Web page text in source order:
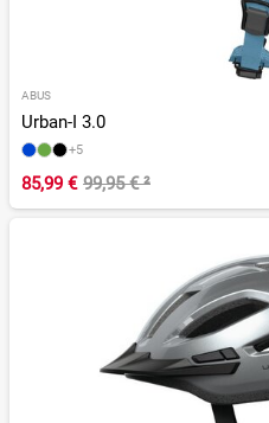
ABUS
Urban-I 3.0
+5
85,99 € 99,95 €²